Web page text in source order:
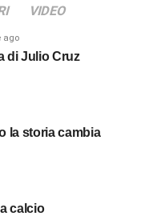
VIDEO
ago
di Julio Cruz
la storia cambia
calcio